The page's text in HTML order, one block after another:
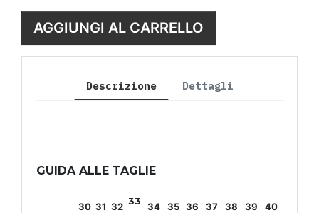
AGGIUNGI AL CARRELLO
Descrizione Dettagli
GUIDA ALLE TAGLIE
30 31 32 33 34 35 36 37 38 39 40